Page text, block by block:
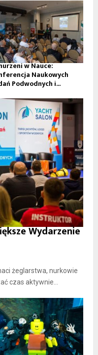
w Nauce:
Naukowych
Podwodnych i...
Wydarzenie
żeglarstwa, nurkowie
czas aktywnie...